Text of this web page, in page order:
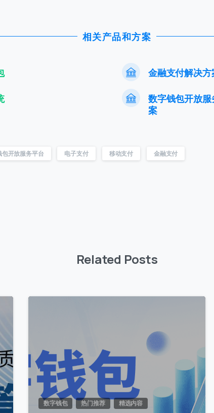
相关产品和方案
金融支付解决方
数字钱包开放
案
包开放服务平台 电子支付 移动支付 金融支付
Related Posts
数字钱包 热门推荐 精选内容